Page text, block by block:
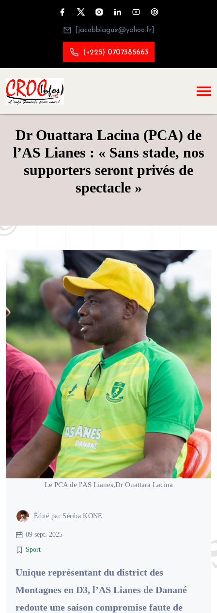
[jacobblague@yahoo.fr]
(+225) 0707385663
Dr Ouattara Lacina (PCA) de
l’AS Lianes : « Sans stade, nos
supporters seront privés de
spectacle »
Le PCA de l'AS Lianes,Dr Ouattara Lacina
Édité par Sériba KONE
09 sept. 2025
Sport
Unique représentant du district des
Montagnes en D3, l’AS Lianes de Danané
redoute une saison compromise faute de